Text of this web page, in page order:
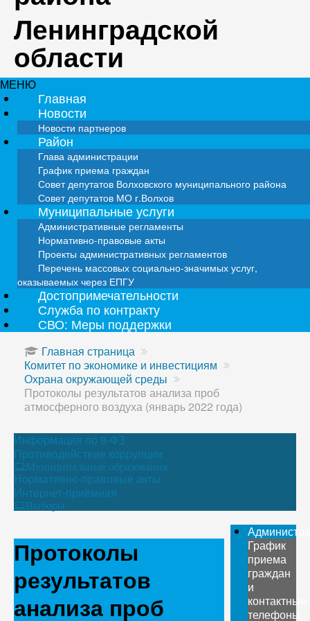
Ленинградской
области
МЕНЮ
Главная
Новости
Новости партнеров
Район
Глава администрации
График приема граждан
Совет депутатов Волховского муниципального района
Совет депутатов МО г.Волхов
Муниципальные услуги
Административные регламенты
Нормативно-правовые акты
Проекты административных регламентов
Перечень массовых социально-значимых услуг,
оказываемых через ЕПГУ
Достопримечательности
Служба по контракту
СВО: Меры поддержки
Главная страница
Комитет по экономике и инвестициям
Охрана окружающей среды
Протоколы результатов анализа проб
атмосферного воздуха (январь 2022 года)
Информация по 8-ФЗ
Противодействие коррупции
Муниципальные образования
Нормативно-правовые акты
Интернет-приёмная
Выборы
Протоколы
результатов
анализа проб
График
приема
граждан
и
контактные
телефоны